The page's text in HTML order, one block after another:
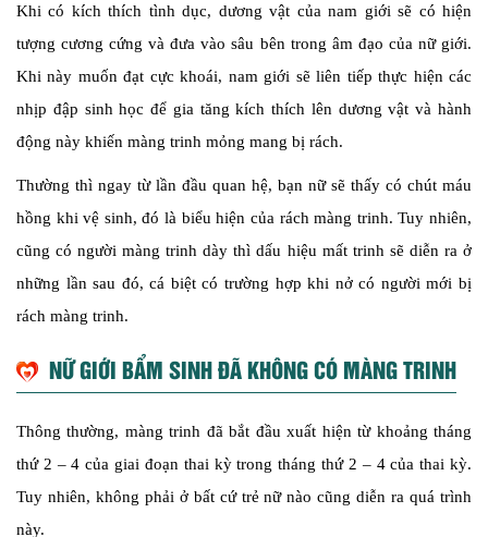
Khi có kích thích tình dục, dương vật của nam giới sẽ có hiện
tượng cương cứng và đưa vào sâu bên trong âm đạo của nữ giới.
Khi này muốn đạt cực khoái, nam giới sẽ liên tiếp thực hiện các
nhịp đập sinh học để gia tăng kích thích lên dương vật và hành
động này khiến màng trinh mỏng mang bị rách.
Thường thì ngay từ lần đầu quan hệ, bạn nữ sẽ thấy có chút máu
hồng khi vệ sinh, đó là biểu hiện của rách màng trinh. Tuy nhiên,
cũng có người màng trinh dày thì dấu hiệu mất trinh sẽ diễn ra ở
những lần sau đó, cá biệt có trường hợp khi nở có người mới bị
rách màng trinh.
NỮ GIỚI BẨM SINH ĐÃ KHÔNG CÓ MÀNG TRINH
Thông thường, màng trinh đã bắt đầu xuất hiện từ khoảng tháng
thứ 2 – 4 của giai đoạn thai kỳ trong tháng thứ 2 – 4 của thai kỳ.
Tuy nhiên, không phải ở bất cứ trẻ nữ nào cũng diễn ra quá trình
này.